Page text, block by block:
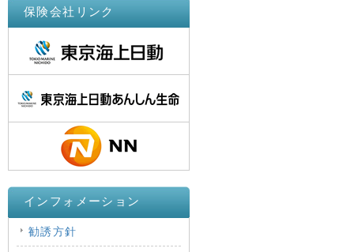
保険会社リンク
インフォメーション
勧誘方針